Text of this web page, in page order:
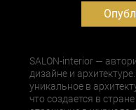
SALON-interior —
дизайне и
уникальное в
что создается в